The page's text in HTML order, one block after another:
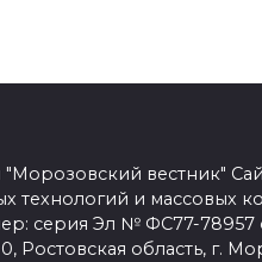
вестник"
технологий и массовых
серия Эл № ФС77-78957
Ростовская область, г.